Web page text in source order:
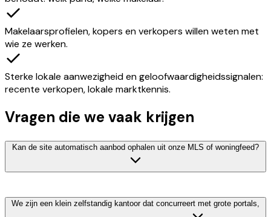
Makelaarsprofielen, kopers en verkopers willen weten met
wie ze werken.
Sterke lokale aanwezigheid en geloofwaardigheidssignalen:
recente verkopen, lokale marktkennis.
Vragen die we vaak krijgen
Kan de site automatisch aanbod ophalen uit onze MLS of woningfeed?
We zijn een klein zelfstandig kantoor dat concurreert met grote portals,